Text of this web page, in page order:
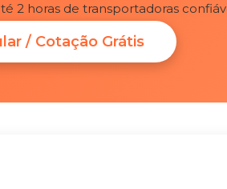
2 horas de transportadoras
/ Cotação Grátis